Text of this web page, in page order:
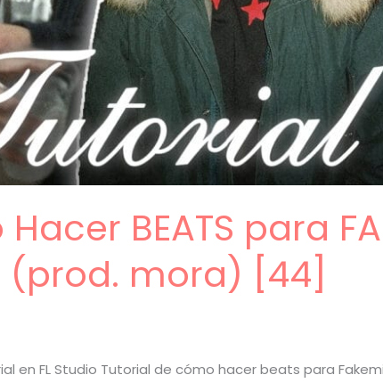
Hacer BEATS para
(prod. mora) [44]
en FL Studio Tutorial de cómo hacer beats para